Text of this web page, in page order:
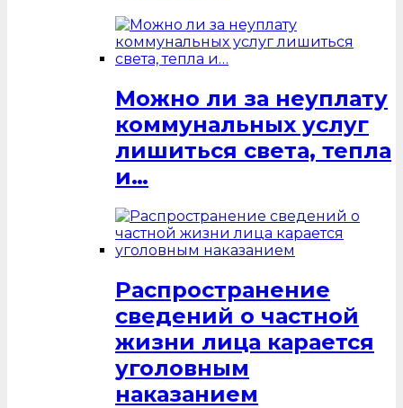
Можно ли за неуплату
коммунальных услуг
лишиться света, тепла
и…
Распространение
сведений о частной
жизни лица карается
уголовным
наказанием